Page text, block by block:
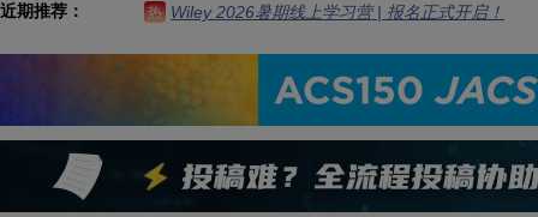
近期推荐： 热 Wiley 2026暑期线上学习营 | 报名正式开启！